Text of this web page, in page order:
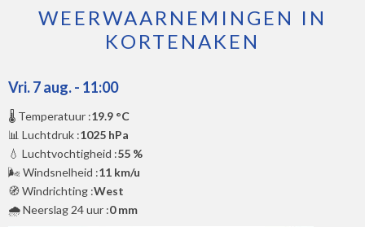
WEERWAARNEMINGEN IN
KORTENAKEN
Vri. 7 aug. - 11:00
🌡️ Temperatuur :19.9 °C
📊 Luchtdruk :1025 hPa
💧 Luchtvochtigheid :55 %
🌬️ Windsnelheid :11 km/u
🧭 Windrichting :West
🌧️ Neerslag 24 uur :0 mm